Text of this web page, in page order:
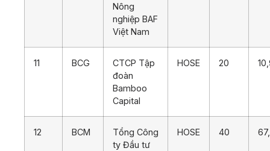
Nông
nghiệp BAF
Việt Nam
11 BCG
CTCP Tập
đoàn
Bamboo
Capital
HOSE 20
12 BCM
Tổng Công
ty Đầu tư
HOSE 40